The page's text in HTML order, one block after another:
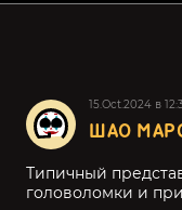
15.Oct.2024 в
ШАО
Типичный
головоломки и